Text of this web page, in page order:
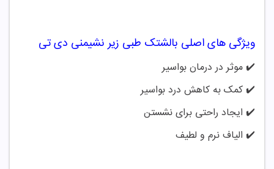
ویژگی های اصلی بالشتک طبی زیر نشیمنی دی تی
✔️موثر در درمان بواسیر
✔️کمک به کاهش درد بواسیر
✔️ ایجاد راحتی برای نشستن
✔️ الیاف نرم و لطیف